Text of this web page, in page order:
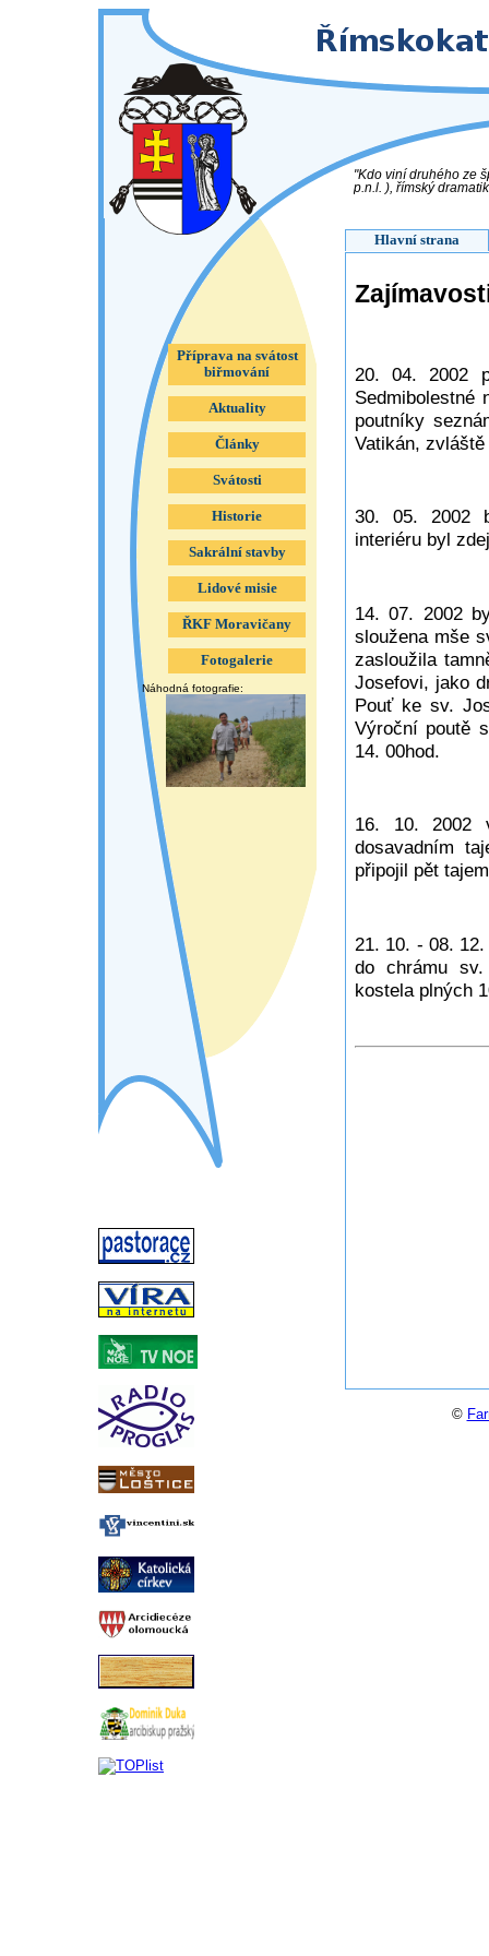
"Kdo viní druhého ze
p.n.l. ), římský dramatik
Hlavní strana
20. 04. 2002
poutníky
Vatikán,
30. 05. 2002
interiéru byl
14. 07. 2002
sloužena mše
zasloužila
Josefovi, jako
Pouť ke sv.
Výroční poutě
14. 00hod.
16. 10. 2002
dosavadním
připojil pět
21. 10. - 08.
do chrámu sv.
kostela plných
Příprava na svátost
biřmování
Aktuality
Články
Svátosti
Historie
Sakrální stavby
Lidové misie
ŘKF Moravičany
Fotogalerie
Náhodná fotografie:
©